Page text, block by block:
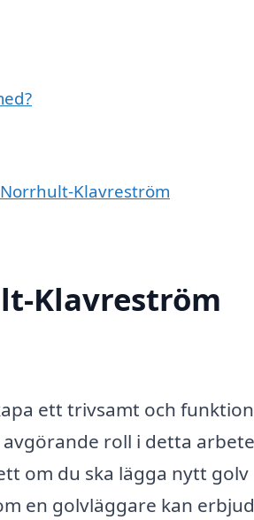
Klavreström
Klavreström
ett trivsamt och
roll i detta arbete
om du ska lägga nytt
en golvläggare kan